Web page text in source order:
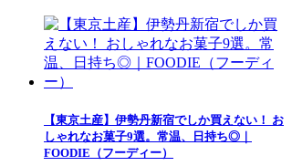
【東京土産】伊勢丹新宿でしか買えない！ お
しゃれなお菓子9選。常温、日持ち◎｜
FOODIE（フーディー）